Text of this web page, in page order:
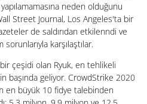
neden olduğunu
Street Journal, Los Angeles'ta bir
de saldırıdan etkilenndi ve
sorunlarıyla karşılaştılar.
bir çeşidi olan Ryuk, en tehlikeli
başında geliyor. CrowdStrike 2020
en büyük 10 fidye talebinden